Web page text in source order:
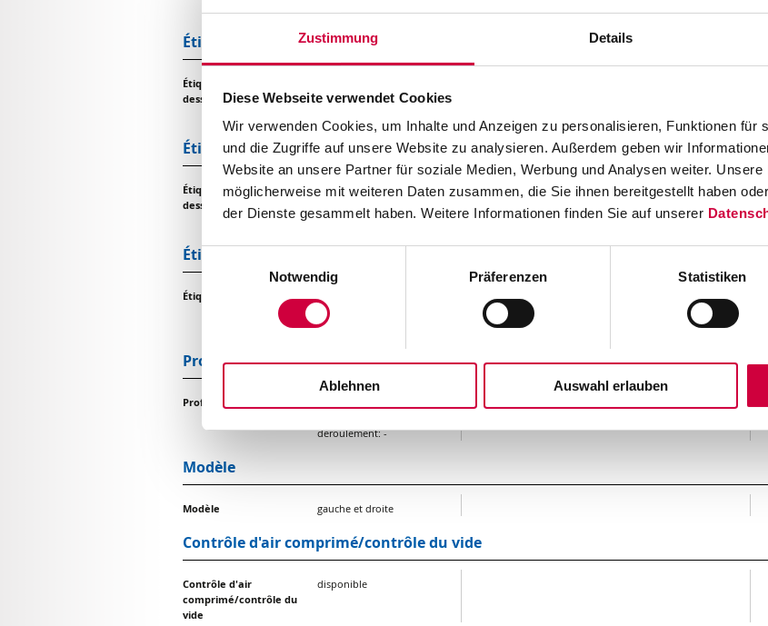
Zustimmung Details
Diese Webseite verwendet Cookies
Wir verwenden Cookies, um Inhalte und Anzeigen zu personalisieren, Funktionen für
und die Zugriffe auf unsere Website zu analysieren. Außerdem geben wir
Website an unsere Partner für soziale Medien, Werbung und Analysen weiter.
möglicherweise mit weiteren Daten zusammen, die Sie ihnen bereitgestellt haben
der Dienste gesammelt haben. Weitere Informationen finden Sie auf unserer
Notwendig
Präferenzen Statistiken
Ablehnen Auswahl erlauben
Étiquetage par au-dessus
Étiquetage par au-
dessus
soufflage: X
Étiquetage par en-dessous
Étiquetage par en-
dessous
tamponnage: X
déroulement: X
Étiquetage latéral
Étiquetage latéral
soufflage: X
déroulement: X
Profondeur d'immersion
Profondeur d'immersion
déroulement: -
Modèle
Modèle gauche et droite
Contrôle d'air comprimé/contrôle du vide
Contrôle d'air
comprimé/contrôle du
vide
disponible